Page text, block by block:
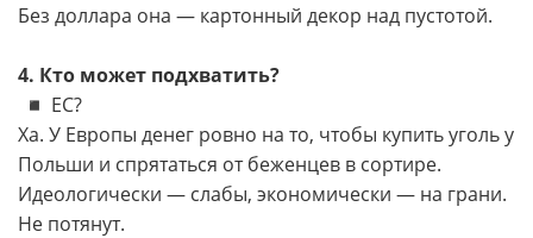
Без доллара она — картонный декор над пустотой.
4. Кто может подхватить?
◾️ ЕС?
Ха. У Европы денег ровно на то, чтобы купить уголь у
Польши и спрятаться от беженцев в сортире.
Идеологически — слабы, экономически — на грани.
Не потянут.